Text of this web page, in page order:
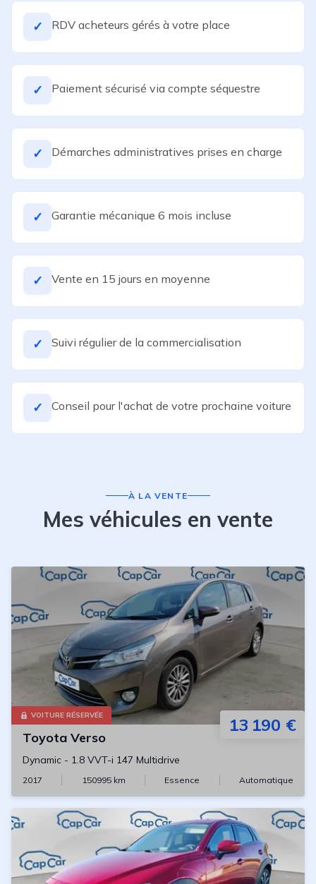
✓ RDV acheteurs gérés à votre place
✓ Paiement sécurisé via compte séquestre
✓ Démarches administratives prises en charge
✓ Garantie mécanique 6 mois incluse
✓ Vente en 15 jours en moyenne
✓ Suivi régulier de la commercialisation
✓ Conseil pour l'achat de votre prochaine voiture
À LA VENTE
Mes véhicules en vente
VOITURE RÉSERVÉE 13 190 €
Toyota Verso
Dynamic - 1.8 VVT-i 147 Multidrive
2017 150995km Essence Automatique